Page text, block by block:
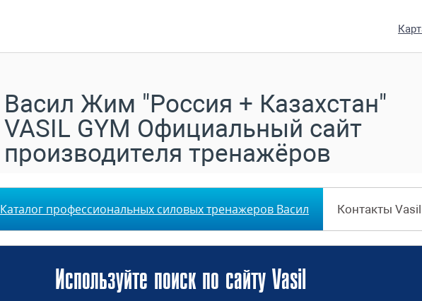
Васил Жим "Россия + Казахстан"
VASIL GYM Официальный сайт
производителя тренажёров
Каталог профессиональных силовых тренажеров Васил Контакты Vasil
Используйте поиск по сайту Vasil